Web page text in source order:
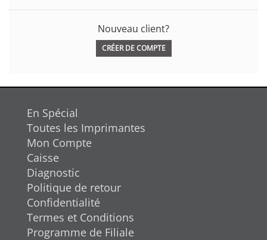
Nouveau client?
CRÉER DE COMPTE
En Spécial
Toutes les Imprimantes
Mon Compte
Caisse
Diagnostic
Politique de retour
Confidentialité
Termes et Conditions
Programme de Filiale